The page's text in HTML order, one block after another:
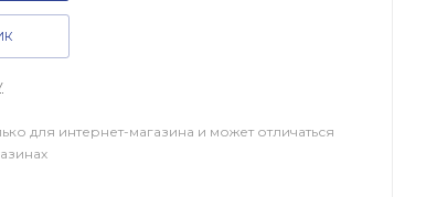
для интернет-магазина и может отличаться